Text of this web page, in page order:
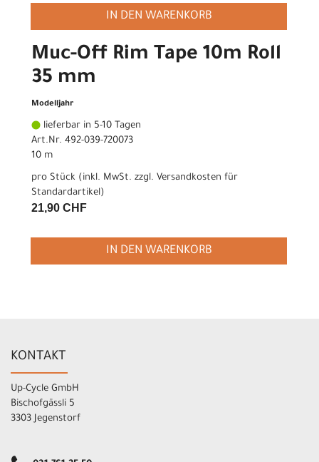
IN DEN WARENKORB
Muc-Off Rim Tape 10m Roll
35 mm
Modelljahr
lieferbar in 5-10 Tagen
Art.Nr. 492-039-720073
10 m
pro Stück (inkl. MwSt. zzgl. Versandkosten für
Standardartikel)
21,90 CHF
IN DEN WARENKORB
KONTAKT
Up-Cycle GmbH
Bischofgässli 5
3303 Jegenstorf